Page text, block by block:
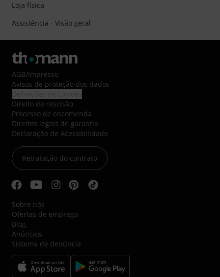
Loja física
Assistência - Visão geral
AGB/Impresso
Avisos de proteção dos dados
Direito de rescisão
Processo de encomenda
Direitos legais de garantia
Declaração de Acessibilidade
Retratação do contrato
Sobre nós
Ofertas de emprego
Blog
Anúncios
Sistema de denúncia